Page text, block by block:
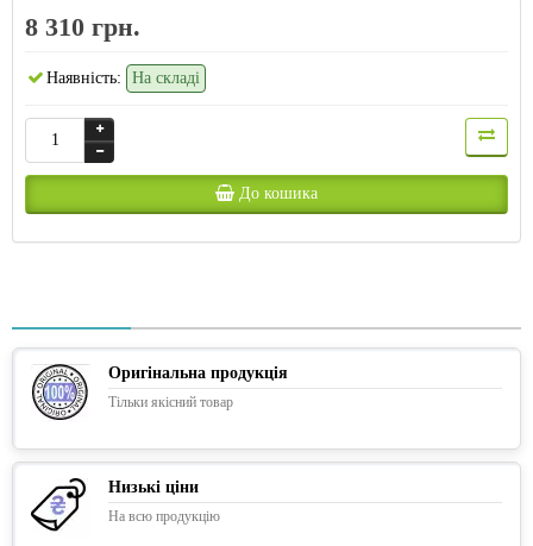
8 310 грн.
Наявність: На складі
До кошика
Оригінальна продукція
Тільки якісний товар
Низькі ціни
На всю продукцію